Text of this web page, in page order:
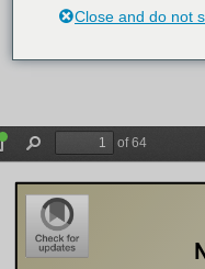
Close and do not